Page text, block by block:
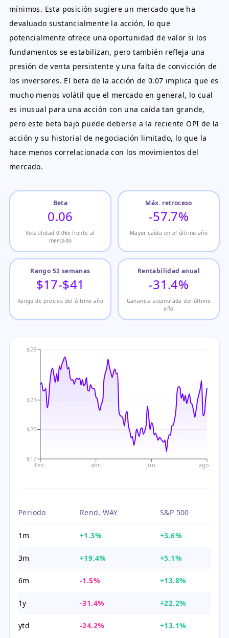
mínimos. Esta posición sugiere un mercado que ha
devaluado sustancialmente la acción, lo que
potencialmente ofrece una oportunidad de valor si los
fundamentos se estabilizan, pero también refleja una
presión de venta persistente y una falta de convicción de
los inversores. El beta de la acción de 0.07 implica que es
mucho menos volátil que el mercado en general, lo cual
es inusual para una acción con una caída tan grande,
pero este beta bajo puede deberse a la reciente OPI de la
acción y su historial de negociación limitado, lo que la
hace menos correlacionada con los movimientos del
mercado.
Beta
0.06
Volatilidad 0.06x frente al
mercado
Máx. retroceso
-57.7%
Mayor caída en el último año
Rango 52 semanas
$17-$41
Rango de precios del último año
Rentabilidad anual
-31.4%
Ganancia acumulada del último
año
feb. abr. jun. ago.
$17
$20
$23
$28
Periodo Rend. WAY S&P 500
1m +1.3% +3.6%
3m +19.4% +5.1%
6m -1.5% +13.8%
1y -31.4% +22.2%
ytd -24.2% +13.1%